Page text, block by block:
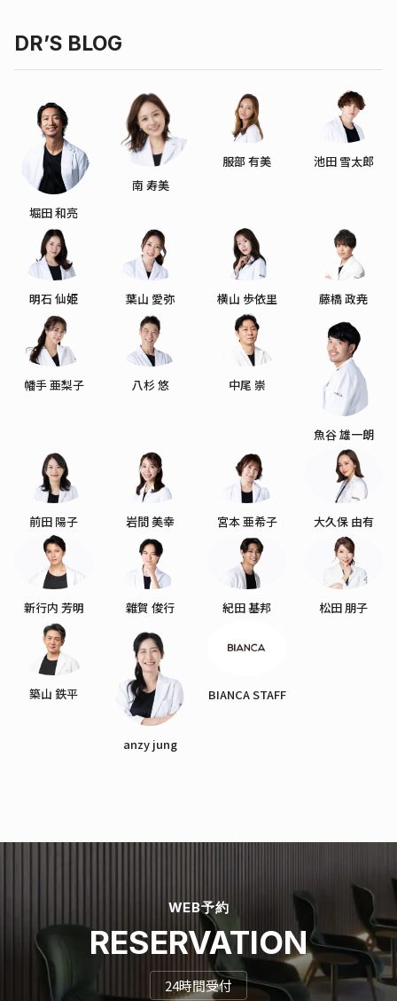
DR’S BLOG
堀田 和亮
南 寿美
服部 有美 池田 雪太郎
明石 仙姫 葉山 愛弥 横山 歩依里 藤橋 政尭
幡手 亜梨子 八杉 悠 中尾 崇
魚谷 雄一朗
前田 陽子 岩間 美幸 宮本 亜希子 大久保 由有
新行内 芳明 雜賀 俊行 紀田 基邦 松田 朋子
築山 鉄平
anzy jung
BIANCA STAFF
WEB予約
RESERVATION
24時間受付